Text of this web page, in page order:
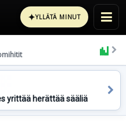
✦YLLÄTÄ MINUT
yrittää herättää sääliä